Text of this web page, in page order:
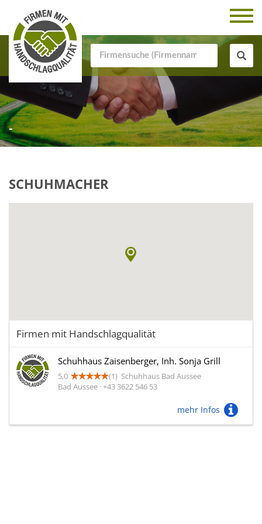
-
SCHUHMACHER
Firmen mit Handschlagqualität
Schuhhaus Zaisenberger, Inh. Sonja Grill
5,0 (1) Schuhhaus Bad Aussee
Bad Aussee · +43 3622 546 53
mehr Infos